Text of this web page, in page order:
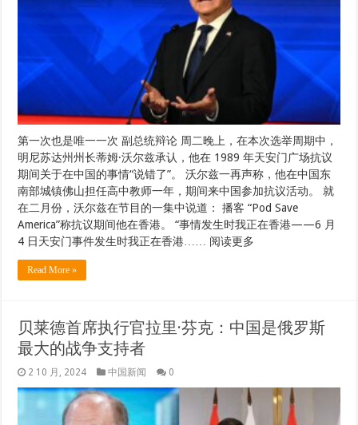
第一次也是唯一一次 副总统辩论 周二晚上，在本次选举周期中，
明尼苏达州州长蒂姆·沃尔兹承认，他在 1989 年天安门广场抗议
期间关于在中国的事情“说错了”。 沃尔兹一再声称，他在中国东
南部城镇佛山担任高中教师一年，期间来中国参加抗议活动。 就
在二月份，沃尔兹在节目的一集中说道： 播客 “Pod Save
America”称抗议期间他在香港。 “事情发生时我正在香港——6 月
4 日天安门事件发生时我正在香港…… 阅读更多
Read More »
贝莱德首席执行官拉里·芬克：中国是俄罗斯
最大的战争支持者
2 10 月, 2024 中国新闻 0